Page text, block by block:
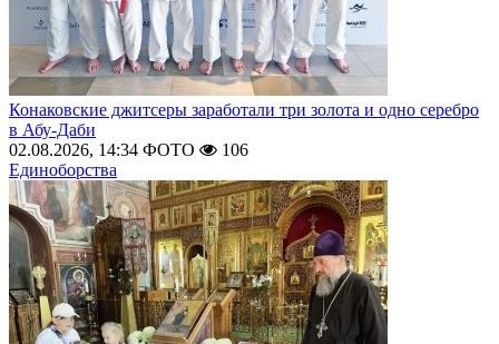
Конаковские джитсеры заработали три золота и одно серебро
в Абу-Даби
02.08.2026, 14:34 ФОТО
106
Единоборства